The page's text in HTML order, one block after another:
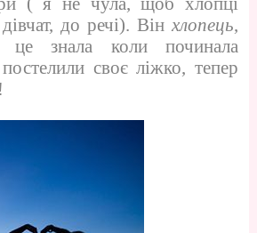
до речі). Він хлопець,
це знала коли починала
своє ліжко, тепер